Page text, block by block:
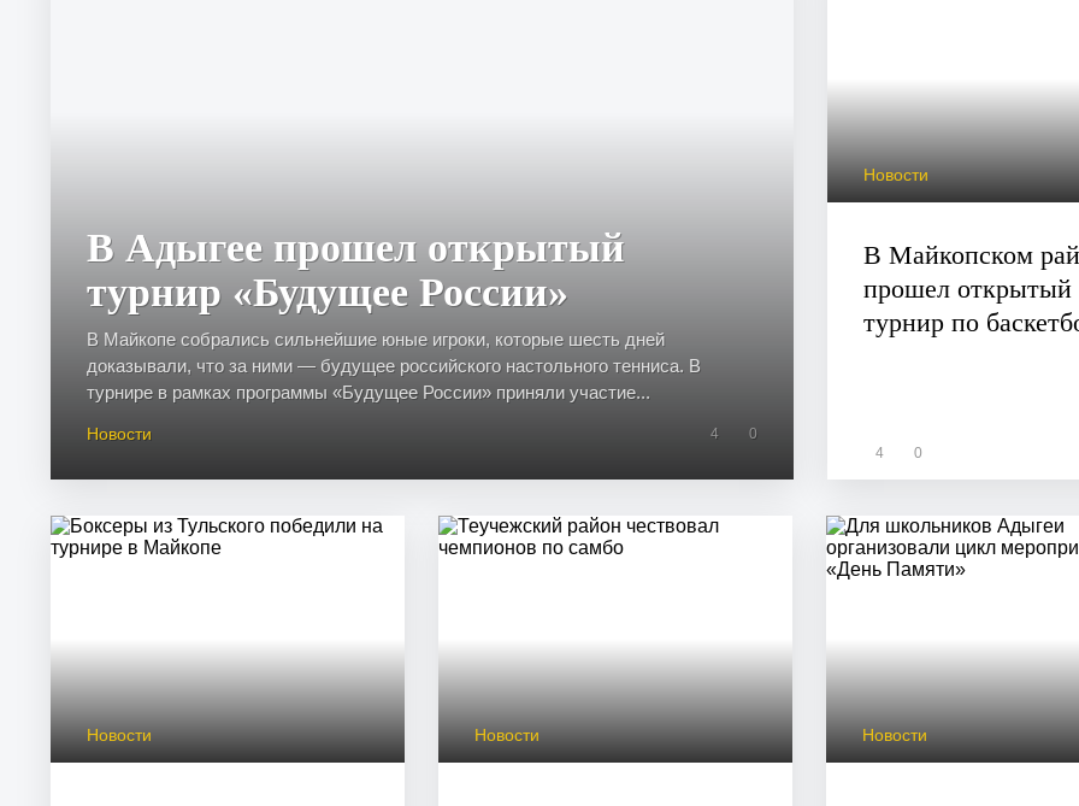
В Адыгее прошел открытый
турнир «Будущее России»
В Майкопе собрались сильнейшие юные игроки, которые шесть дней
доказывали, что за ними — будущее российского настольного тенниса. В
турнире в рамках программы «Будущее России» приняли участие...
Новости 4 0
Новости
В Майкопском
прошел открытый
турнир по
4 0
Новости Новости Новости